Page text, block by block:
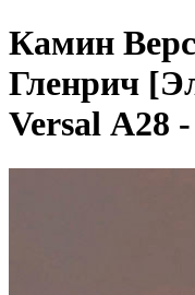
Камин
Гленрич
Versal А28